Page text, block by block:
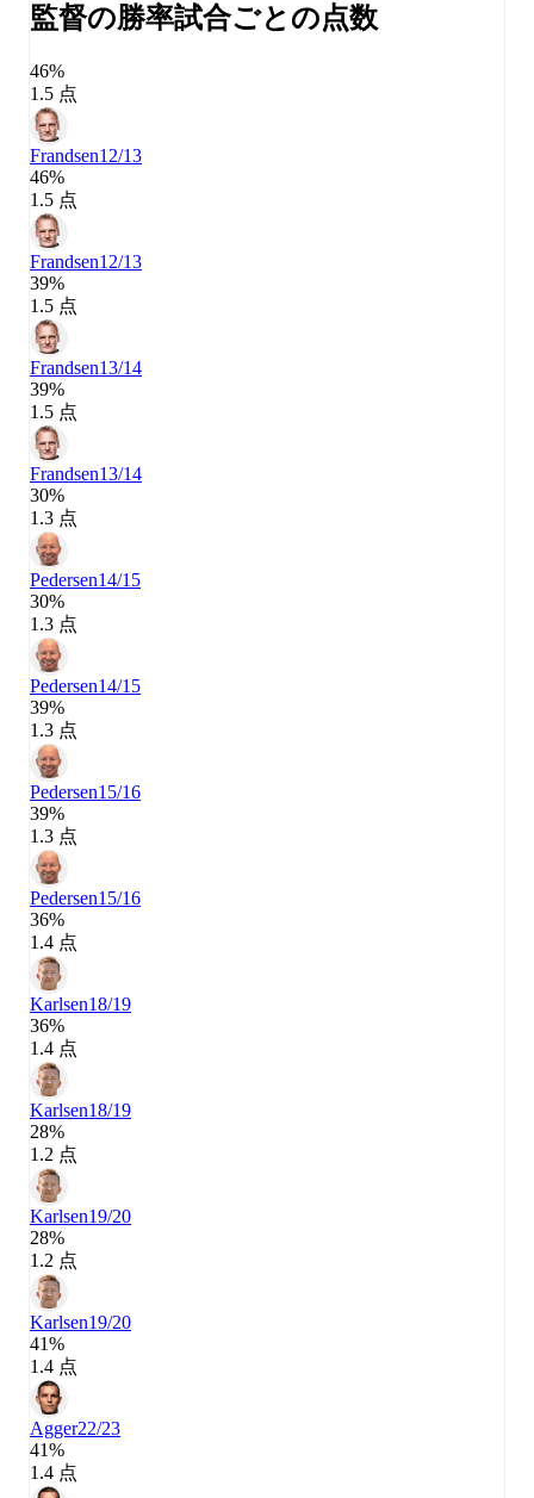
監督の勝率試合ごとの点数
46%
1.5 点
Frandsen12/13
46%
1.5 点
Frandsen12/13
39%
1.5 点
Frandsen13/14
39%
1.5 点
Frandsen13/14
30%
1.3 点
Pedersen14/15
30%
1.3 点
Pedersen14/15
39%
1.3 点
Pedersen15/16
39%
1.3 点
Pedersen15/16
36%
1.4 点
Karlsen18/19
36%
1.4 点
Karlsen18/19
28%
1.2 点
Karlsen19/20
28%
1.2 点
Karlsen19/20
41%
1.4 点
Agger22/23
41%
1.4 点